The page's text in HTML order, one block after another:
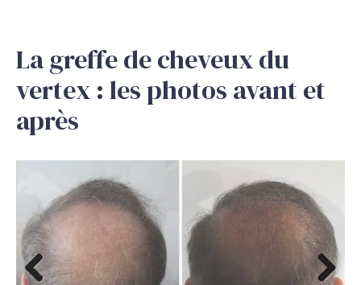
La greffe de cheveux du
vertex : les photos avant et
après